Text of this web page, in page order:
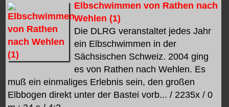
Elbschwimmen von Rathen nach
Wehlen (1)
Die DLRG veranstaltet jedes Jahr
ein Elbschwimmen in der
Sächsischen Schweiz. 2004 ging
es von Rathen nach Wehlen. Es
muß ein einmaliges Erlebnis sein, den großen
Elbbogen direkt unter der Bastei vorb... / 2235x / 0